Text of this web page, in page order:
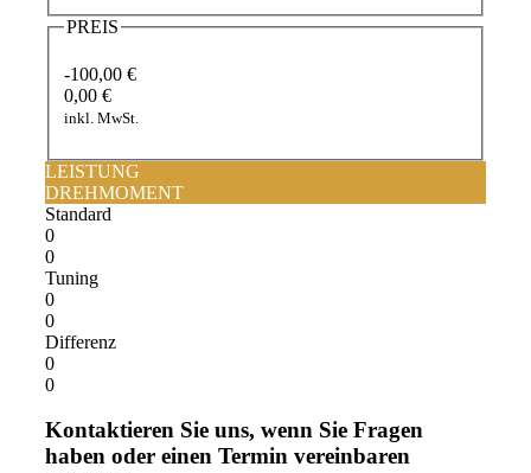
PREIS
-100,00 €
0,00 €
inkl. MwSt.
LEISTUNG
DREHMOMENT
Standard
0
0
Tuning
0
0
Differenz
0
0
Kontaktieren Sie uns, wenn Sie Fragen
haben oder einen Termin vereinbaren